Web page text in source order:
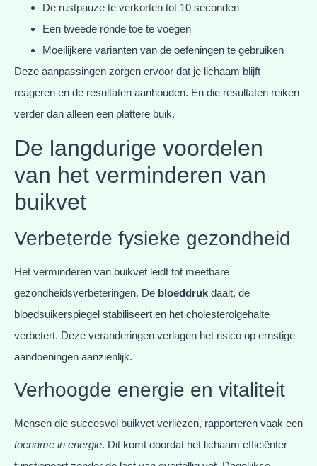
De rustpauze te verkorten tot 10 seconden
Een tweede ronde toe te voegen
Moeilijkere varianten van de oefeningen te gebruiken
Deze aanpassingen zorgen ervoor dat je lichaam blijft
reageren en de resultaten aanhouden. En die resultaten reiken
verder dan alleen een plattere buik.
De langdurige voordelen
van het verminderen van
buikvet
Verbeterde fysieke gezondheid
Het verminderen van buikvet leidt tot meetbare
gezondheidsverbeteringen. De bloeddruk daalt, de
bloedsuikerspiegel stabiliseert en het cholesterolgehalte
verbetert. Deze veranderingen verlagen het risico op ernstige
aandoeningen aanzienlijk.
Verhoogde energie en vitaliteit
Mensen die succesvol buikvet verliezen, rapporteren vaak een
toename in energie. Dit komt doordat het lichaam efficiënter